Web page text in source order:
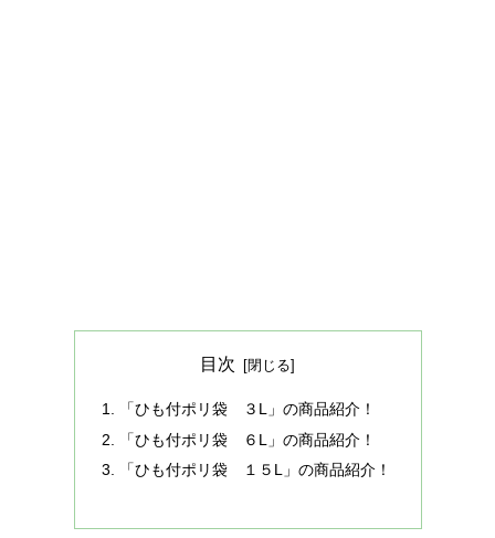
目次
「ひも付ポリ袋 ３L」の商品紹介！
「ひも付ポリ袋 ６L」の商品紹介！
「ひも付ポリ袋 １５L」の商品紹介！